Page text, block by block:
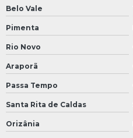
Belo Vale
Pimenta
Rio Novo
Araporã
Passa Tempo
Santa Rita de Caldas
Orizânia